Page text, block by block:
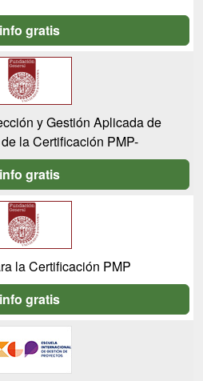
gratis
y Gestión Aplicada de
la Certificación PMP-
gratis
la Certificación PMP
gratis